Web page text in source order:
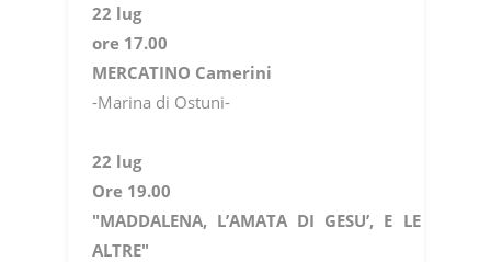
22 lug
ore 17.00
MERCATINO Camerini
-Marina di Ostuni-
22 lug
Ore 19.00
"MADDALENA, L’AMATA DI GESU’, E LE
ALTRE"